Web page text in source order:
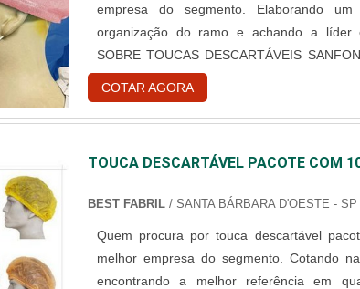
empresa do segmento. Elaborando
organização do ramo e achando a líder
SOBRE TOUCAS DESCARTÁVEIS
toucas descartáveis sanfonadas valor em
encontrar o site da Best Fabril. Com
hospitalar descartável e campo ...
COTAR AGORA
TOUCA DESCARTÁVEL PACOTE COM
BEST FABRIL / SANTA BÁRBARA D'OESTE - SP
Quem procura por touca descartável
melhor empresa do segmento. Cotando
encontrando a melhor referência em